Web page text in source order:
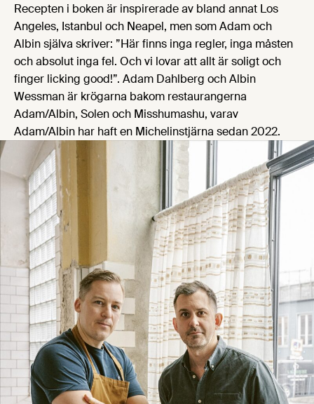
Recepten i boken är inspirerade av bland annat Los
Angeles, Istanbul och Neapel, men som Adam och
Albin själva skriver: ”Här finns inga regler, inga måsten
och absolut inga fel. Och vi lovar att allt är soligt och
finger licking good!”. Adam Dahlberg och Albin
Wessman är krögarna bakom restaurangerna
Adam/Albin, Solen och Misshumashu, varav
Adam/Albin har haft en Michelinstjärna sedan 2022.